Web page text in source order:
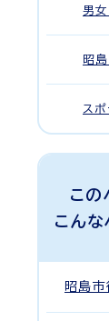
男
昭
ス
この
こんな
昭島市